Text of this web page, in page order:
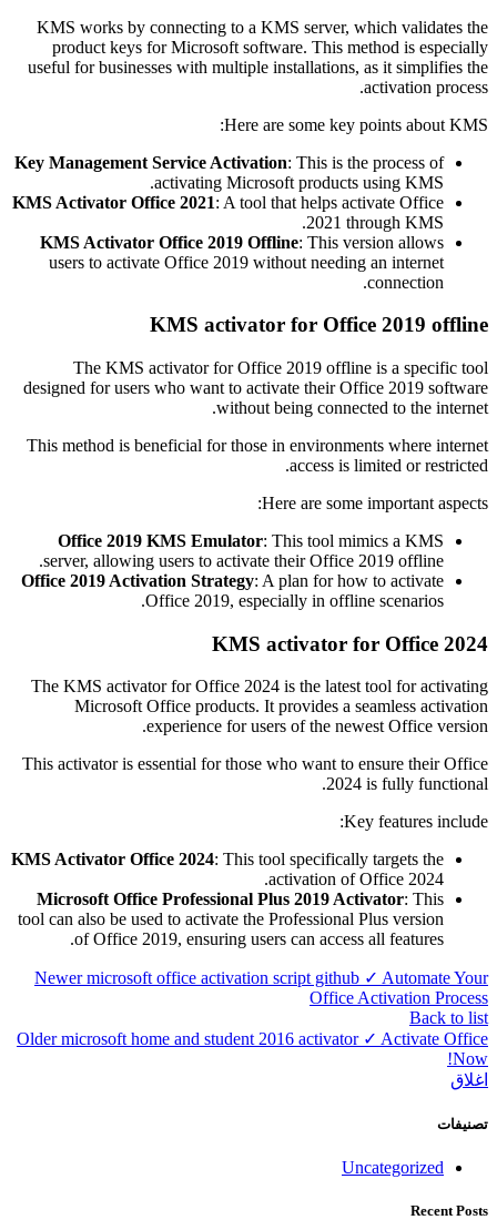
KMS works by connecting to a KMS server, which validates the
product keys for Microsoft software. This method is especially
useful for businesses with multiple installations, as it simplifies the
activation process.
Here are some key points about KMS:
Key Management Service Activation: This is the process of
activating Microsoft products using KMS.
KMS Activator Office 2021: A tool that helps activate Office
2021 through KMS.
KMS Activator Office 2019 Offline: This version allows
users to activate Office 2019 without needing an internet
connection.
KMS activator for Office 2019 offline
The KMS activator for Office 2019 offline is a specific tool
designed for users who want to activate their Office 2019 software
without being connected to the internet.
This method is beneficial for those in environments where internet
access is limited or restricted.
Here are some important aspects:
Office 2019 KMS Emulator: This tool mimics a KMS
server, allowing users to activate their Office 2019 offline.
Office 2019 Activation Strategy: A plan for how to activate
Office 2019, especially in offline scenarios.
KMS activator for Office 2024
The KMS activator for Office 2024 is the latest tool for activating
Microsoft Office products. It provides a seamless activation
experience for users of the newest Office version.
This activator is essential for those who want to ensure their Office
2024 is fully functional.
Key features include:
KMS Activator Office 2024: This tool specifically targets the
activation of Office 2024.
Microsoft Office Professional Plus 2019 Activator: This
tool can also be used to activate the Professional Plus version
of Office 2019, ensuring users can access all features.
Newer microsoft office activation script github ✓ Automate Your
Office Activation Process
Back to list
Older microsoft home and student 2016 activator ✓ Activate Office
Now!
اغلاق
تصنيفات
Uncategorized
Recent Posts